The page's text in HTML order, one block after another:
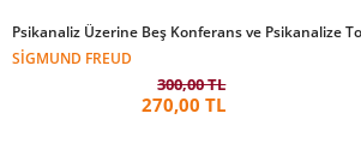
Psikanaliz Üzerine Beş Konferans ve Psikanalize
SIGMUND FREUD
300,00 TL
270,00 TL